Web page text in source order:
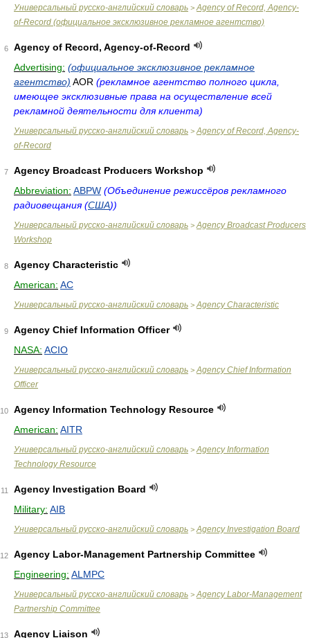
Универсальный русско-английский словарь > Agency of Record, Agency-
of-Record (официальное эксклюзивное рекламное агентство)
6
Agency of Record, Agency-of-Record
Advertising: (официальное эксклюзивное рекламное
агентство) AOR (рекламное агентство полного цикла,
имеющее эксклюзивные права на осуществление всей
рекламной деятельности для клиента)
Универсальный русско-английский словарь > Agency of Record, Agency-
of-Record
7
Agency Broadcast Producers Workshop
Abbreviation: ABPW (Объединение режиссёров рекламного
радиовещания (США))
Универсальный русско-английский словарь > Agency Broadcast Producers
Workshop
8
Agency Characteristic
American: AC
Универсальный русско-английский словарь > Agency Characteristic
9
Agency Chief Information Officer
NASA: ACIO
Универсальный русско-английский словарь > Agency Chief Information
Officer
10
Agency Information Technology Resource
American: AITR
Универсальный русско-английский словарь > Agency Information
Technology Resource
11
Agency Investigation Board
Military: AIB
Универсальный русско-английский словарь > Agency Investigation Board
12
Agency Labor-Management Partnership Committee
Engineering: ALMPC
Универсальный русско-английский словарь > Agency Labor-Management
Partnership Committee
13 Agency Liaison